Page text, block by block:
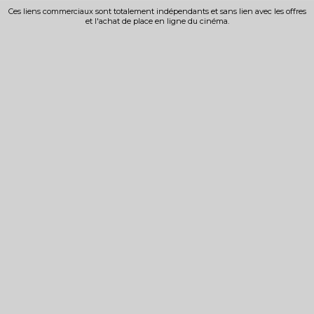
Ces liens commerciaux sont totalement indépendants et sans lien avec les offres
et l'achat de place en ligne du cinéma.